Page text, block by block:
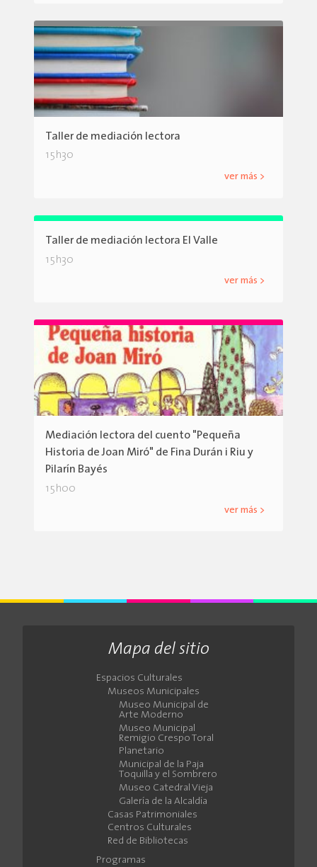
Taller de mediación lectora
15h30
ver más >
Taller de mediación lectora El Valle
15h30
ver más >
Mediación lectora del cuento "Pequeña
Historia de Joan Miró" de Fina Durán i Riu y
Pilarín Bayés
15h00
ver más >
Mapa del sitio
Espacios Culturales
Museos Municipales
Museo Municipal de
Arte Moderno
Museo Municipal
Remigio Crespo Toral
Planetario
Municipal de la Paja
Toquilla y el Sombrero
Museo Catedral Vieja
Galería de la Alcaldía
Casas Patrimoniales
Centros Culturales
Red de Bibliotecas
Programas